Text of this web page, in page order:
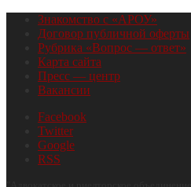
Знакомство с «АРОУ»
Договор публичной оферты
Рубрика «Вопрос — ответ»
Карта сайта
Пресс — центр
Вакансии
Facebook
Twitter
Google
RSS